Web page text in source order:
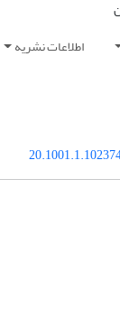
اطلاعات نشریه